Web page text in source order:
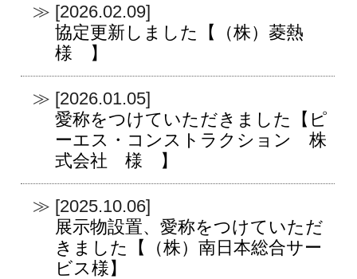
[2026.02.09]
協定更新しました【（株）菱熱
様 】
[2026.01.05]
愛称をつけていただきました【ピ
ーエス・コンストラクション 株
式会社 様 】
[2025.10.06]
展示物設置、愛称をつけていただ
きました【（株）南日本総合サー
ビス様】